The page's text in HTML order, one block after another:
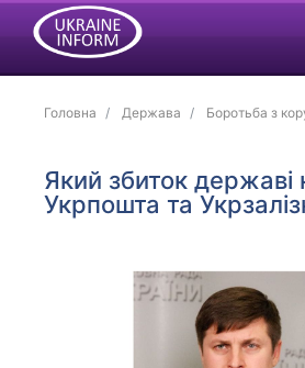
Головна Держава Боротьба з
Який збиток державі
Укрпошта та